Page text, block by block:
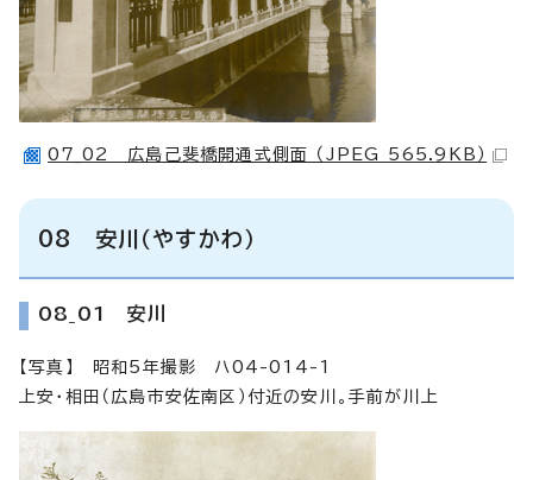
07_02 広島己斐橋開通式側面 （JPEG 565.9KB）
08 安川（やすかわ）
08_01 安川
【写真】 昭和5年撮影 ハ04-014-1
上安・相田（広島市安佐南区）付近の安川。手前が川上